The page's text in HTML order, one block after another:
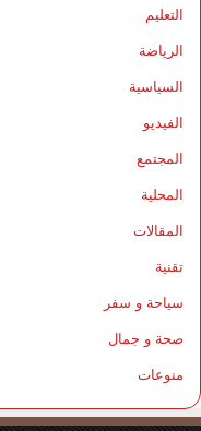
التعليم
الرياضة
السياسية
الفيديو
المجتمع
المحلية
المقالات
تقنية
سياحة و سفر
صحة و جمال
منوعات